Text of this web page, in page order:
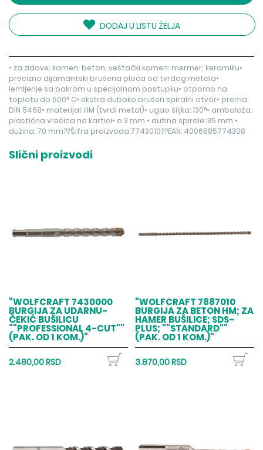
DODAJ U LISTU ŽELJA
• za zidove; kamen; beton; veštački kamen; mermer; keramiku•
precizno dijamantski brušena ploča od tvrdog metala•
lemljenje sa bakrom u specijalnom postupku• otporno na
toplotu do 500° C• ekstra duboko brušen spiralni otvor• prema
DIN 5468• materijal: HM (tvrdi metal)• ugao šiljka: 130°• ambalaža:
plastična vrećica na kartici• o 3 mm • dužina spirale: 35 mm •
dužina: 70 mm??Šifra proizvoda:7743010??EAN: 4006885774308
Slični proizvodi
"WOLFCRAFT 7430000
BURGIJA ZA UDARNU-
ČEKIĆ BUŠILICU
""PROFESSIONAL 4-CUT""
(PAK. OD 1 KOM.)"
2.480,00 RSD
"WOLFCRAFT 7887010
BURGIJA ZA BETON HM; ZA
HAMER BUŠILICE; SDS-
PLUS; ""STANDARD""
(PAK. OD 1 KOM.)"
3.870,00 RSD